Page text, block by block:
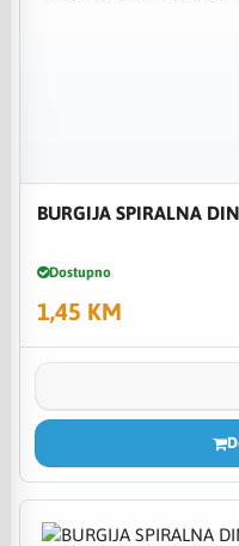
BURGIJA SPIRALNA
Dostupno
1,45 KM